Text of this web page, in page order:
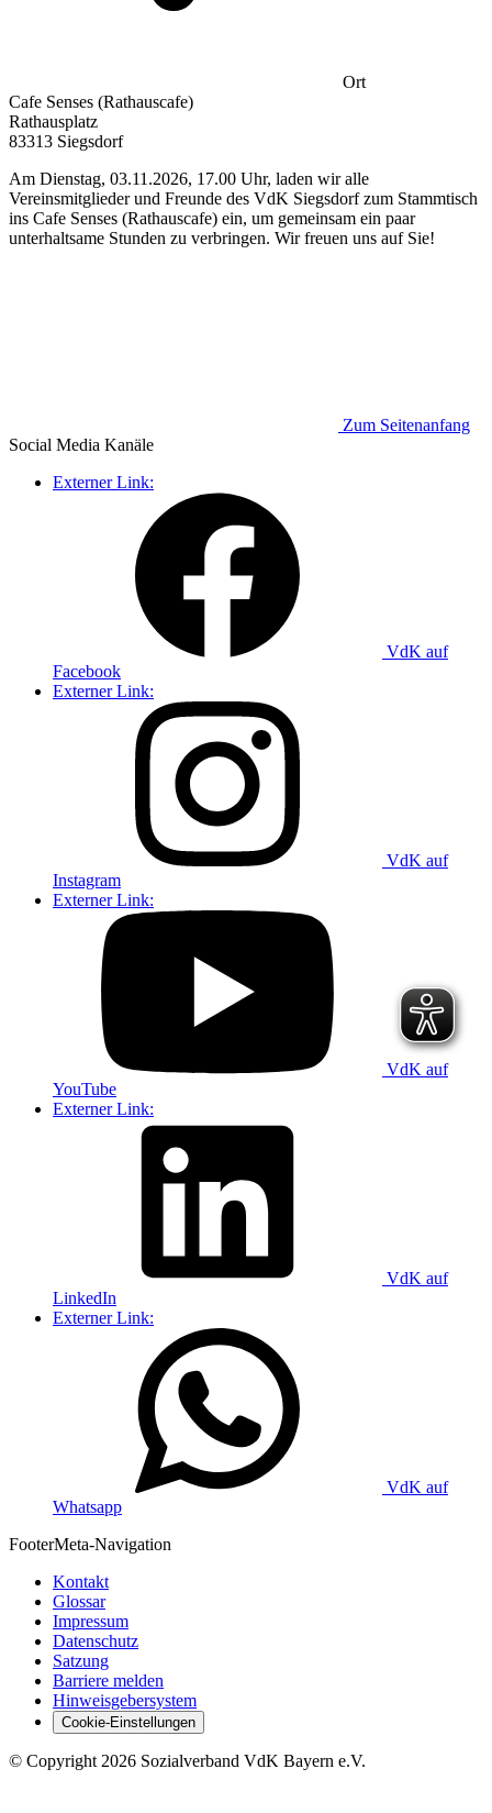
Ort
Cafe Senses (Rathauscafe)
Rathausplatz
83313 Siegsdorf
Am Dienstag, 03.11.2026, 17.00 Uhr, laden wir alle
Vereinsmitglieder und Freunde des VdK Siegsdorf zum Stammtisch
ins Cafe Senses (Rathauscafe) ein, um gemeinsam ein paar
unterhaltsame Stunden zu verbringen. Wir freuen uns auf Sie!
Zum Seitenanfang
Social Media Kanäle
Externer Link:
VdK auf
Facebook
Externer Link:
VdK auf
Instagram
Externer Link:
VdK auf
YouTube
Externer Link:
VdK auf
LinkedIn
Externer Link:
VdK auf
Whatsapp
FooterMeta-Navigation
Kontakt
Glossar
Impressum
Datenschutz
Satzung
Barriere melden
Hinweisgebersystem
Cookie-Einstellungen
© Copyright 2026 Sozialverband VdK Bayern e.V.